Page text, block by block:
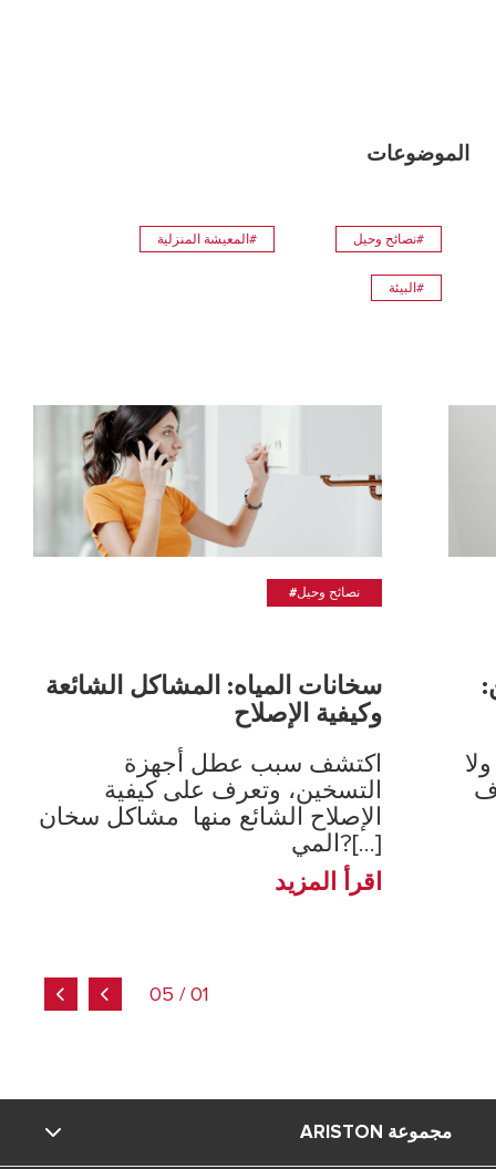
الموضوعات
#نصائح وحيل #المعيشة المنزلية
#البيئة
#نصائح وحيل
سخانات المياه: المشاكل الشائعة
وكيفية الإصلاح
اكتشف سبب عطل أجهزة
التسخين، وتعرف على كيفية
الإصلاح الشائع منها مشاكل سخان
المي?[...]
اقرأ المزيد
01 / 05
مجموعة ARISTON